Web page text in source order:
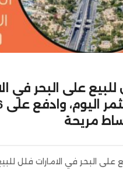
على البحر في
مريحة
على البحر في الامارات فلل